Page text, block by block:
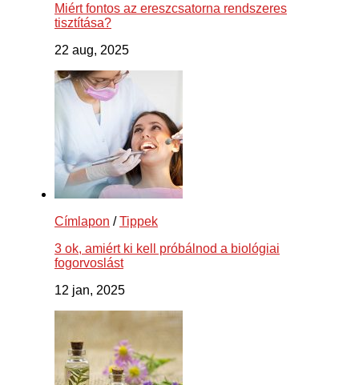
Miért fontos az ereszcsatorna rendszeres
tisztítása?
22 aug, 2025
Címlapon /Tippek
3 ok, amiért ki kell próbálnod a biológiai
fogorvoslást
12 jan, 2025